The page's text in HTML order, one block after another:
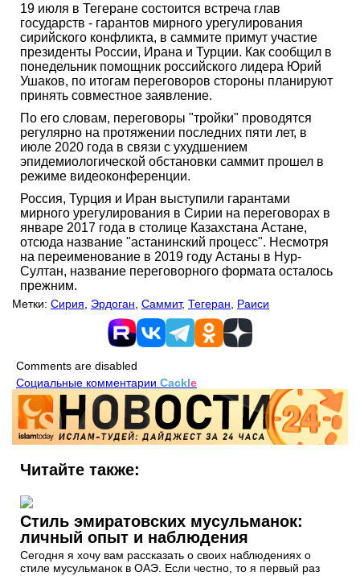
19 июля в Тегеране состоится встреча глав
государств - гарантов мирного урегулирования
сирийского конфликта, в саммите примут участие
президенты России, Ирана и Турции. Как сообщил в
понедельник помощник российского лидера Юрий
Ушаков, по итогам переговоров стороны планируют
принять совместное заявление.
По его словам, переговоры "тройки" проводятся
регулярно на протяжении последних пяти лет, в
июле 2020 года в связи с ухудшением
эпидемиологической обстановки саммит прошел в
режиме видеоконференции.
Россия, Турция и Иран выступили гарантами
мирного урегулирования в Сирии на переговорах в
январе 2017 года в столице Казахстана Астане,
отсюда название "астанинский процесс". Несмотря
на переименование в 2019 году Астаны в Нур-
Султан, название переговорного формата осталось
прежним.
Метки: Сирия Эрдоган Саммит, Тегеран Раиси
Comments are disabled
Социальные комментарии Cackle
Читайте также:
Стиль эмиратовских мусульманок:
личный опыт и наблюдения
Сегодня я хочу вам рассказать о своих наблюдениях о
стиле мусульманок в ОАЭ. Если честно, то я первый раз